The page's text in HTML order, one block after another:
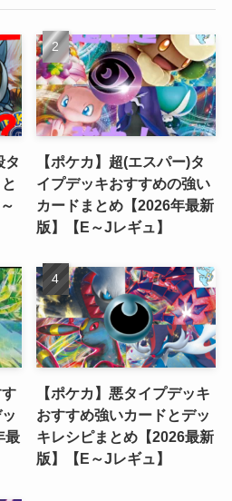
タ
【ポケカ】超(エスパー)タ
イプデッキおすすめの強い
カードまとめ【2026年最新
版】【E～Jレギュ】
最
【ポケカ】悪タイプデッキ
おすすめ強いカードとデッ
キレシピまとめ【2026最新
版】【E～Jレギュ】